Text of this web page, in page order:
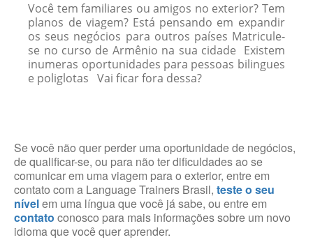
Você tem familiares ou amigos no exterior? Tem
planos de viagem? Está pensando em expandir
os seus negócios para outros países Matricule-
se no curso de Armênio na sua cidade Existem
inumeras oportunidades para pessoas bilingues
e poliglotas Vai ficar fora dessa?
Se você não quer perder uma oportunidade de negócios,
de qualificar-se, ou para não ter dificuldades ao se
comunicar em uma viagem para o exterior, entre em
contato com a Language Trainers Brasil, teste o seu
nívelem uma língua que você já sabe, ou entre em
contato conosco para mais informações sobre um novo
idioma que você quer aprender.